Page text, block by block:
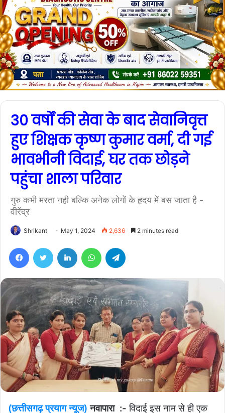
30 वर्षों की सेवा के बाद सेवानिवृत्त
हुए शिक्षक कृष्ण कुमार वर्मा, दी गई
भावभीनी विदाई, घर तक छोड़ने
पहुंचा शाला परिवार
गुरु कभी मरता नही बल्कि अनेक लोगों के हृदय में बस जाता है -
वीरेंद्र
Shrikant May 1, 2024 2,636 2 minutes read
(छत्तीसगढ़ प्रयाग न्यूज) नवापारा :- विदाई इस नाम से ही एक